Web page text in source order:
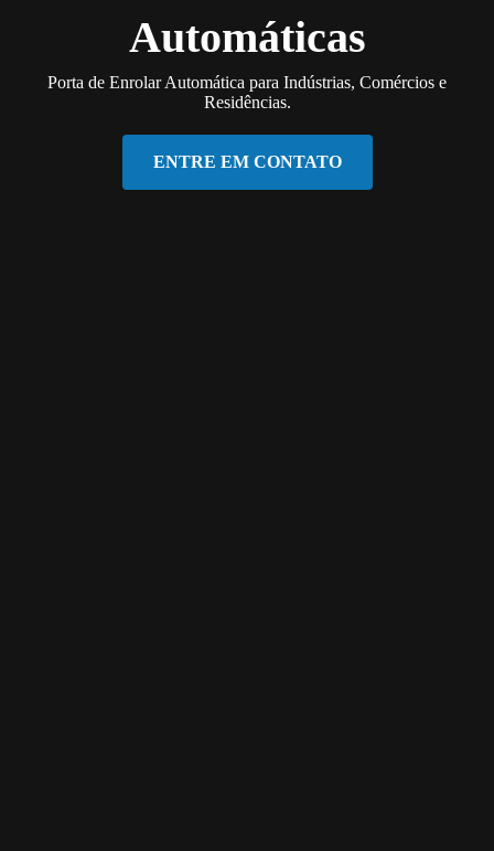
Automáticas
Porta de Enrolar Automática para Indústrias, Comércios e
Residências.
ENTRE EM CONTATO